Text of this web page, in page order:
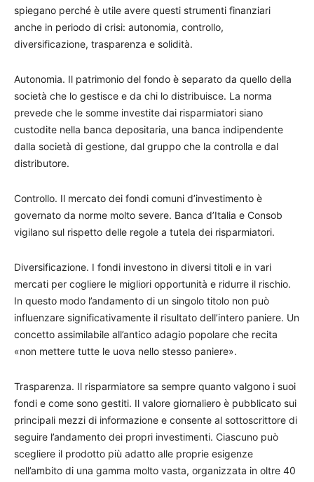
spiegano perché è utile avere questi strumenti finanziari
anche in periodo di crisi: autonomia, controllo,
diversificazione, trasparenza e solidità.
Autonomia. Il patrimonio del fondo è separato da quello della
società che lo gestisce e da chi lo distribuisce. La norma
prevede che le somme investite dai risparmiatori siano
custodite nella banca depositaria, una banca indipendente
dalla società di gestione, dal gruppo che la controlla e dal
distributore.
Controllo. Il mercato dei fondi comuni d’investimento è
governato da norme molto severe. Banca d’Italia e Consob
vigilano sul rispetto delle regole a tutela dei risparmiatori.
Diversificazione. I fondi investono in diversi titoli e in vari
mercati per cogliere le migliori opportunità e ridurre il rischio.
In questo modo l’andamento di un singolo titolo non può
influenzare significativamente il risultato dell’intero paniere. Un
concetto assimilabile all’antico adagio popolare che recita
«non mettere tutte le uova nello stesso paniere».
Trasparenza. Il risparmiatore sa sempre quanto valgono i suoi
fondi e come sono gestiti. Il valore giornaliero è pubblicato sui
principali mezzi di informazione e consente al sottoscrittore di
seguire l’andamento dei propri investimenti. Ciascuno può
scegliere il prodotto più adatto alle proprie esigenze
nell’ambito di una gamma molto vasta, organizzata in oltre 40